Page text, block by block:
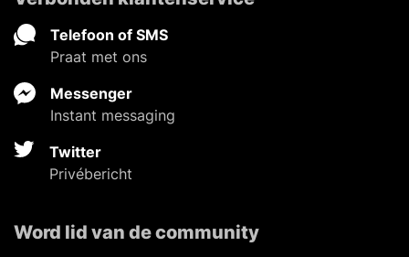
Telefoon of SMS
Praat met ons
Messenger
Instant messaging
Twitter
Privébericht
Word lid van de community